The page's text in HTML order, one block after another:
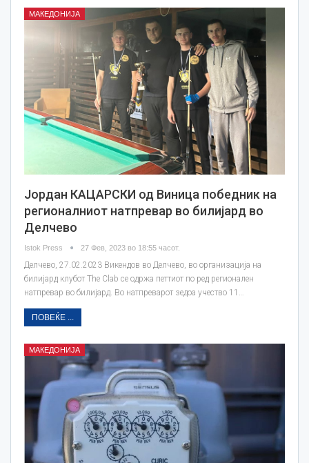
МАКЕДОНИЈА
Joрдан КАЦАРСКИ од Виница победник на
регионалниот натпревар во билијaрд во
Делчево
Istok Press 27 Фев, 2023 во 18:55 часот.
Делчево, 27.02.2023 Викендов во Делчево, во организација на
билијард клубот Тhe Clab се одржа петтиот по ред регионален
натпревар во билијард. Во натпреварот зедоа учество 11…
ПОВЕЌЕ ...
МАКЕДОНИЈА